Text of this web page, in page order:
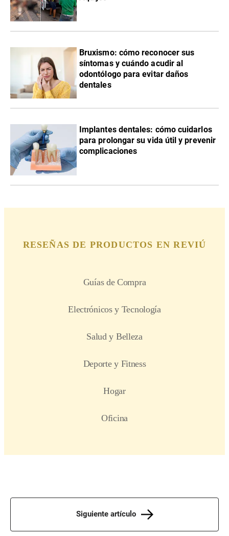
Bruxismo: cómo reconocer sus
síntomas y cuándo acudir al
odontólogo para evitar daños
dentales
Implantes dentales: cómo cuidarlos
para prolongar su vida útil y prevenir
complicaciones
Siguiente artículo